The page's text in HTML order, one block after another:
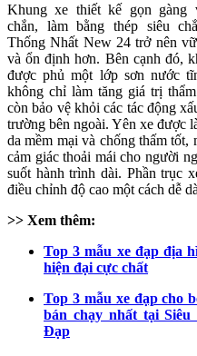
Khung xe thiết kế gọn gàng
chắn, làm bằng thép siêu
Thống Nhất New 24 trở nên
và ổn định hơn. Bên cạnh đó,
được phủ một lớp sơn nước
không chỉ làm tăng giá trị
còn bảo vệ khỏi các tác động
trường bên ngoài. Yên xe được
da mềm mại và chống thấm tốt,
cảm giác thoải mái cho người
suốt hành trình dài. Phần trục
điều chỉnh độ cao một cách dễ
>> Xem thêm:
Top 3 mẫu xe đạp địa
hiện đại cực chất
Top 3 mẫu xe đạp cho
bán chạy nhất tại
Đạp